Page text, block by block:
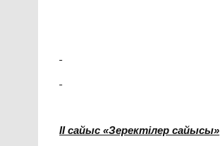
ІІ сайыс «Зеректілер сайысы»